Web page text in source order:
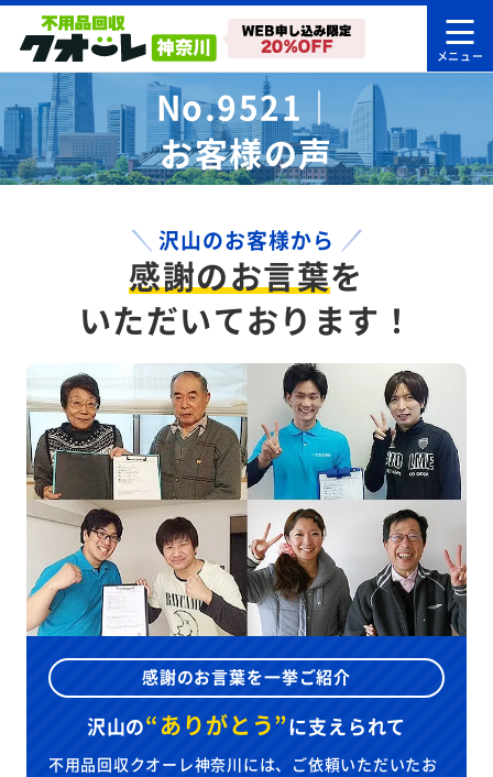
No.9521｜
お客様の声
沢山のお客様から
感謝のお言葉を
いただいております！
感謝のお言葉を一挙ご紹介
沢山の“ありがとう”に支えられて
不用品回収クオーレ神奈川には、ご依頼いただいたお